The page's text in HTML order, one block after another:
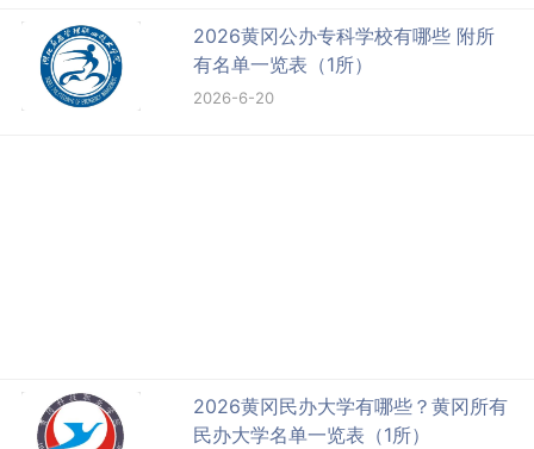
2026黄冈公办专科学校有哪些 附所
有名单一览表（1所）
2026-6-20
2026黄冈民办大学有哪些？黄冈所有
民办大学名单一览表（1所）